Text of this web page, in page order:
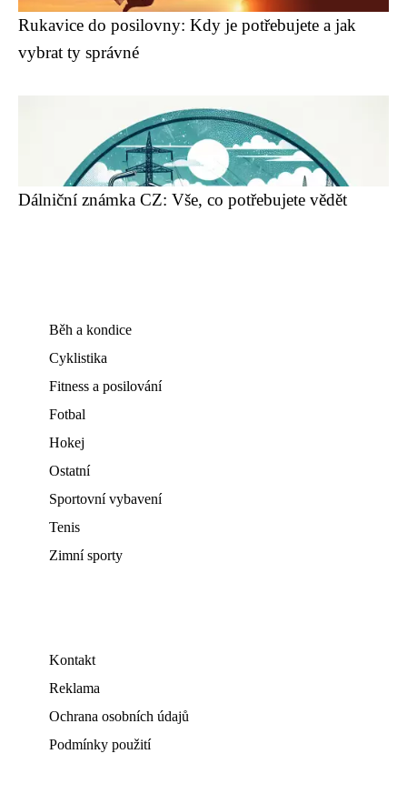
Rukavice do posilovny: Kdy je potřebujete a jak
vybrat ty správné
Dálniční známka CZ: Vše, co potřebujete vědět
Běh a kondice
Cyklistika
Fitness a posilování
Fotbal
Hokej
Ostatní
Sportovní vybavení
Tenis
Zimní sporty
Kontakt
Reklama
Ochrana osobních údajů
Podmínky použití